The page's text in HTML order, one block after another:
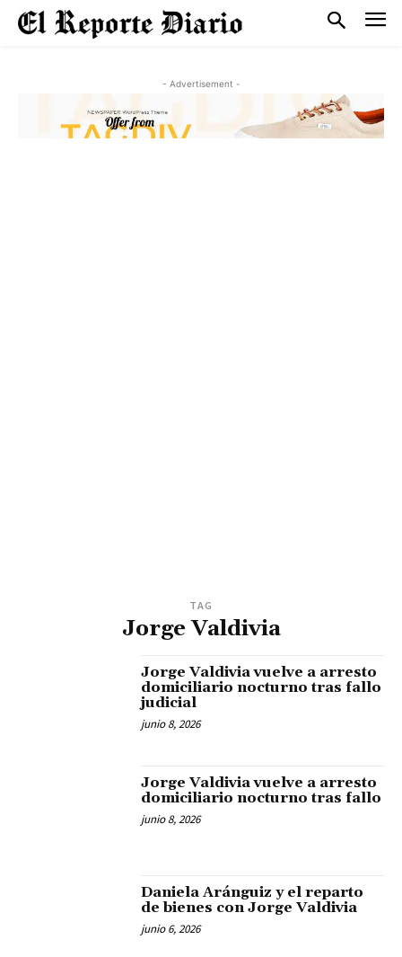
- Advertisement -
TAG
Jorge Valdivia
Jorge Valdivia vuelve a arresto
domiciliario nocturno tras fallo
judicial
junio 8, 2026
Jorge Valdivia vuelve a arresto
domiciliario nocturno tras fallo
junio 8, 2026
Daniela Aránguiz y el reparto
de bienes con Jorge Valdivia
junio 6, 2026